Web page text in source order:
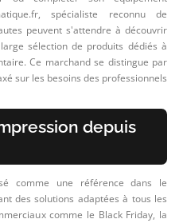
spécialiste reconnu de
peuvent s'attendre à découvrir
sélection de produits dédiés à
Ce marchand se distingue par
sur les besoins des professionnels
depuis
comme une référence dans le
des solutions adaptées à tous les
comme le Black Friday, la